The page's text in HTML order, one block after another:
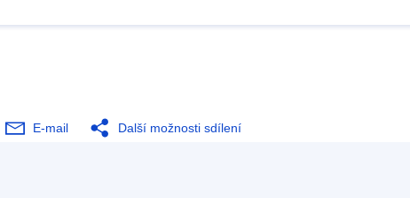
E-mail Další možnosti sdílení